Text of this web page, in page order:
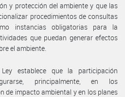
y protección del ambiente y que las
procedimientos de consultas
instancias obligatorias para la
que puedan generar efectos
el ambiente.
establece que la participación
principalmente, en los
de impacto ambiental y en los planes